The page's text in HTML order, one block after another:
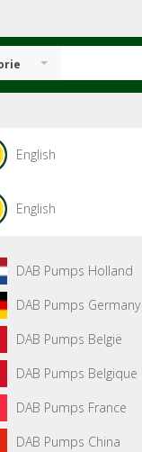
English
English
DAB Pumps Holland
DAB Pumps Germany
DAB Pumps België
DAB Pumps Belgique
DAB Pumps France
DAB Pumps China